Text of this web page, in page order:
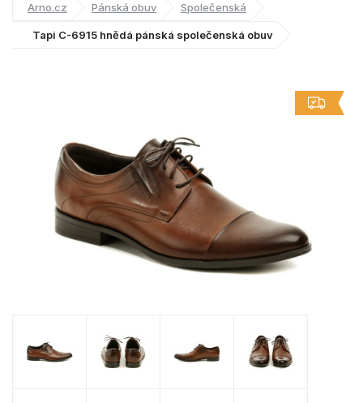
Arno.cz Pánská obuv Společenská
Tapi C-6915 hnědá pánská společenská obuv